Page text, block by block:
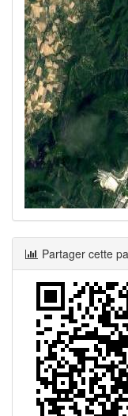
Partager cette